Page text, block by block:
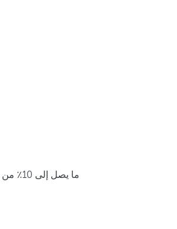
ما يصل إلى 10٪ من إضافية لكل غرفة تراكم